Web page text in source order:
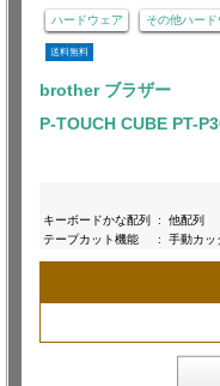
ハードウェア その他ハード
送料無料
brother ブラザー
P-TOUCH CUBE PT-
キーボードかな配列
:
他配列
テープカット機能
: 手動カッ